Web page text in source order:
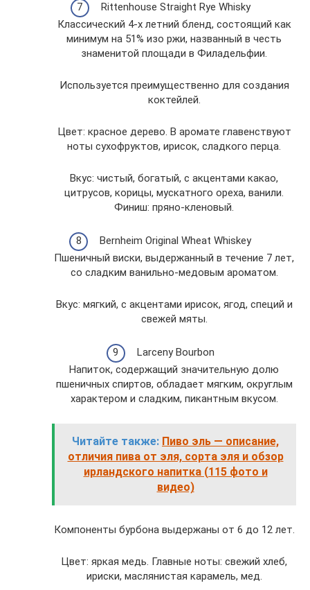
Rittenhouse Straight Rye Whisky
Классический 4-х летний бленд, состоящий как
минимум на 51% изо ржи, названный в честь
знаменитой площади в Филадельфии.
Используется преимущественно для создания
коктейлей.
Цвет: красное дерево. В аромате главенствуют
ноты сухофруктов, ирисок, сладкого перца.
Вкус: чистый, богатый, с акцентами какао,
цитрусов, корицы, мускатного ореха, ванили.
Финиш: пряно-кленовый.
Bernheim Original Wheat Whiskey
Пшеничный виски, выдержанный в течение 7 лет,
со сладким ванильно-медовым ароматом.
Вкус: мягкий, с акцентами ирисок, ягод, специй и
свежей мяты.
Larceny Bourbon
Напиток, содержащий значительную долю
пшеничных спиртов, обладает мягким, округлым
характером и сладким, пикантным вкусом.
Читайте также: Пиво эль — описание,
отличия пива от эля, сорта эля и обзор
ирландского напитка (115 фото и
видео)
Компоненты бурбона выдержаны от 6 до 12 лет.
Цвет: яркая медь. Главные ноты: свежий хлеб,
ириски, маслянистая карамель, мед.